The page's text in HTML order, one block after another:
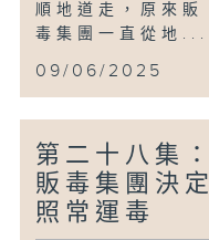
順地道走，原來販
毒集團一直從地...
09/06/2025
第二十八集：
販毒集團決定
照常運毒